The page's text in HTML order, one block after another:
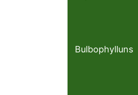
Bulbophylluns